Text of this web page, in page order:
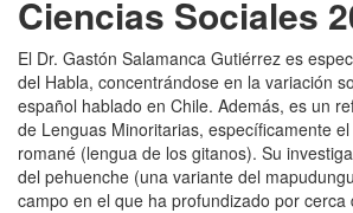
Ciencias Sociales
El Dr. Gastón Salamanca Gutiérrez es
del Habla, concentrándose en la variación
español hablado en Chile. Además, es un
de Lenguas Minoritarias, específicamente
romané (lengua de los gitanos). Su
del pehuenche (una variante del
campo en el que ha profundizado por cerca